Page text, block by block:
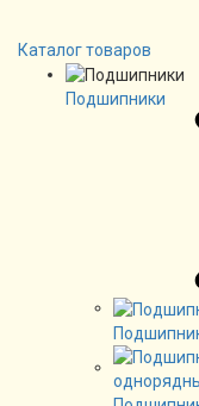
Каталог товаров
Подшипники